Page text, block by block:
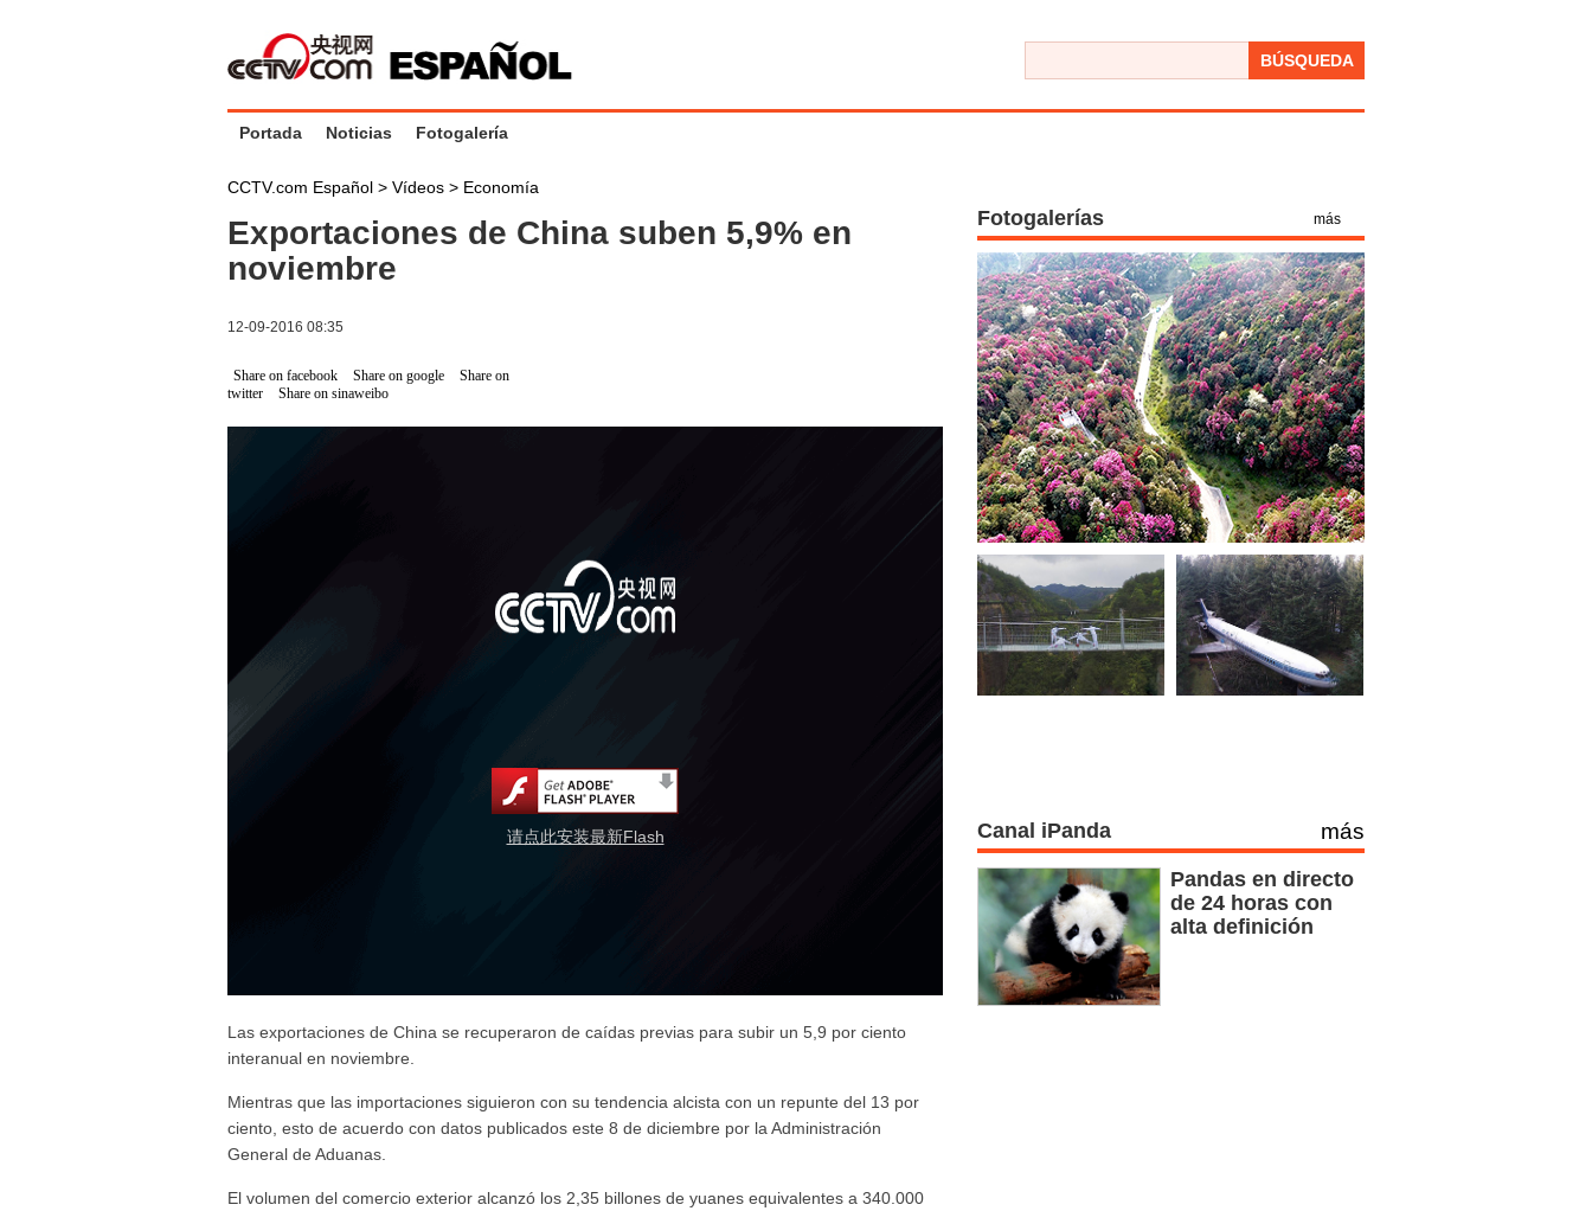
BÚSQUEDA
Portada Noticias Fotogalería
CCTV.com Español > Vídeos > Economía
Exportaciones de China suben 5,9% en
noviembre
12-09-2016 08:35
Share on facebook Share on google
Share on
twitter
Share on sinaweibo
请点此安装最新Flash
Las exportaciones de China se recuperaron de caídas previas para subir un 5,9 por ciento
interanual en noviembre.
Mientras que las importaciones siguieron con su tendencia alcista con un repunte del 13 por
ciento, esto de acuerdo con datos publicados este 8 de diciembre por la Administración
General de Aduanas.
El volumen del comercio exterior alcanzó los 2,35 billones de yuanes equivalentes a 340.000
Fotogalerías más
Canal iPanda más
Pandas en directo
de 24 horas con
alta definición